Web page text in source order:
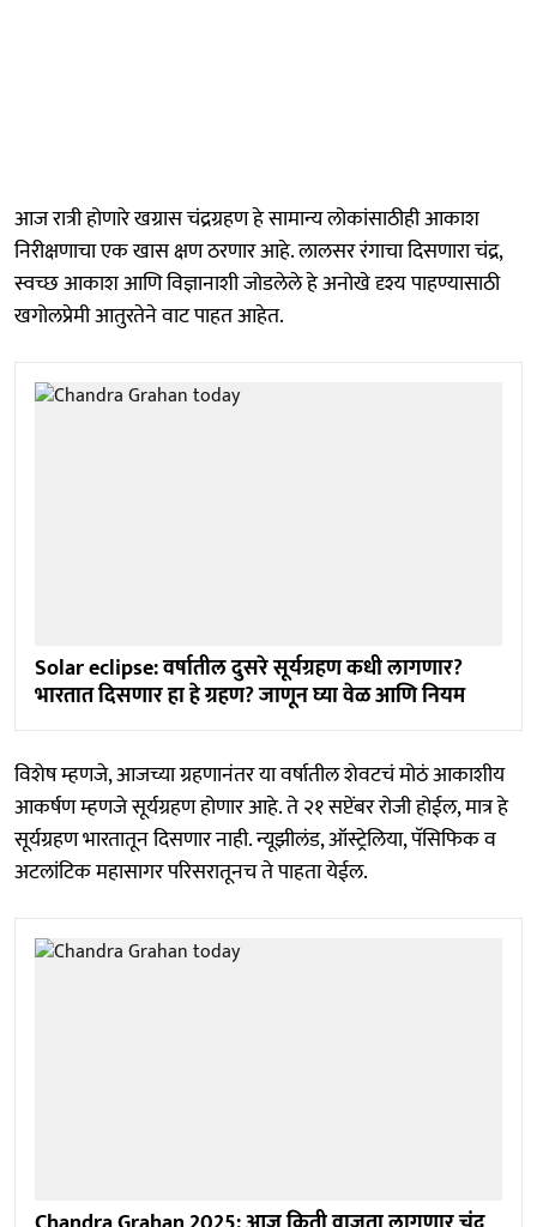
आज रात्री होणारे खग्रास चंद्रग्रहण हे सामान्य लोकांसाठीही आकाश
निरीक्षणाचा एक खास क्षण ठरणार आहे. लालसर रंगाचा दिसणारा चंद्र,
स्वच्छ आकाश आणि विज्ञानाशी जोडलेले हे अनोखे दृश्य पाहण्यासाठी
खगोलप्रेमी आतुरतेने वाट पाहत आहेत.
Solar eclipse: वर्षातील दुसरे सूर्यग्रहण कधी लागणार?
भारतात दिसणार हा हे ग्रहण? जाणून घ्या वेळ आणि नियम
विशेष म्हणजे, आजच्या ग्रहणानंतर या वर्षातील शेवटचं मोठं आकाशीय
आकर्षण म्हणजे सूर्यग्रहण होणार आहे. ते २१ सप्टेंबर रोजी होईल, मात्र हे
सूर्यग्रहण भारतातून दिसणार नाही. न्यूझीलंड, ऑस्ट्रेलिया, पॅसिफिक व
अटलांटिक महासागर परिसरातूनच ते पाहता येईल.